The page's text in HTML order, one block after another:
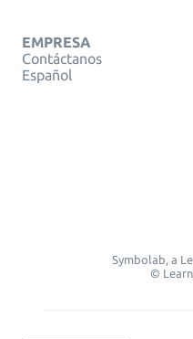
EMPRESA
Contáctanos
Español
Symbolab, a
©